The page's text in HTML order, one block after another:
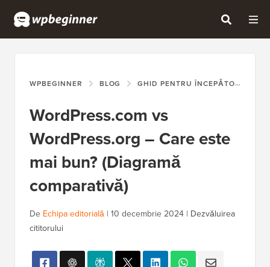
WPBEGINNER BLOG GHID PENTRU ÎNCEPĂTORI
WordPress.com vs
WordPress.org – Care este
mai bun? (Diagramă
comparativă)
De Echipa editorială | 10 decembrie 2024 | Dezvăluirea
cititorului